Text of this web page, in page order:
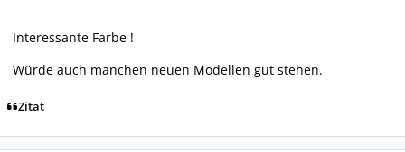
Interessante Farbe !
Würde auch manchen neuen Modellen gut stehen.
Zitat